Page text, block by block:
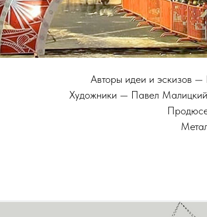
Авторы идеи и эскизов —
Художники — Павел